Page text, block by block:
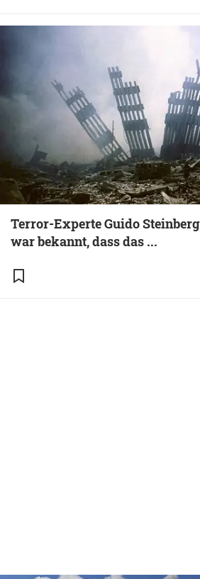
Terror-Experte Guido Steinberg
war bekannt, dass das ...